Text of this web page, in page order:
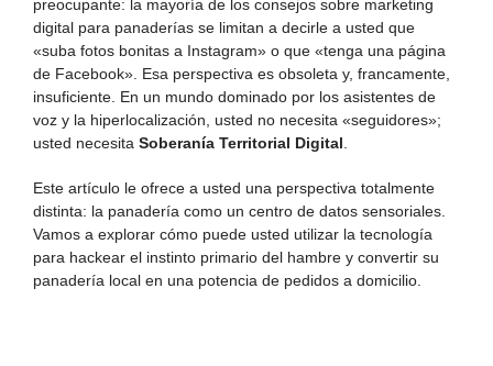
preocupante: la mayoría de los consejos sobre marketing
digital para panaderías se limitan a decirle a usted que
«suba fotos bonitas a Instagram» o que «tenga una página
de Facebook». Esa perspectiva es obsoleta y, francamente,
insuficiente. En un mundo dominado por los asistentes de
voz y la hiperlocalización, usted no necesita «seguidores»;
usted necesita Soberanía Territorial Digital
Este artículo le ofrece a usted una perspectiva totalmente
distinta: la panadería como un centro de datos sensoriales.
Vamos a explorar cómo puede usted utilizar la tecnología
para hackear el instinto primario del hambre y convertir su
panadería local en una potencia de pedidos a domicilio.